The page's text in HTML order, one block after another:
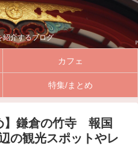
紹介するブログ
カフェ
特集/まとめ
】鎌倉の竹寺 報国
の観光スポットやレ